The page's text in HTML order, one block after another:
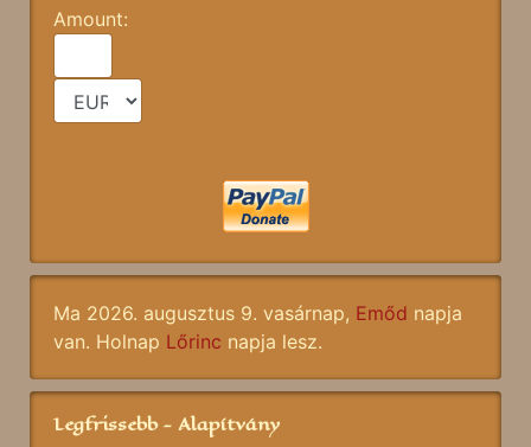
Amount:
Ma 2026. augusztus 9. vasárnap, Emőd napja
van. Holnap Lőrinc napja lesz.
Legfrissebb - Alapítvány